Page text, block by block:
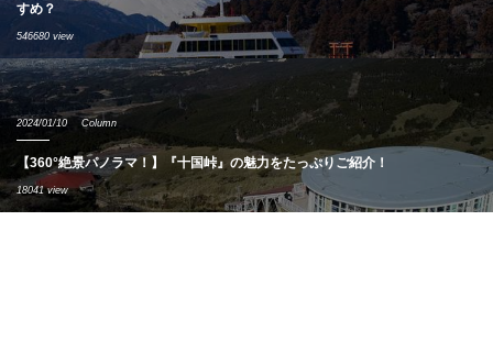
すめ？
546680 view
2024/01/10 Column
【360°絶景パノラマ！】『十国峠』の魅力をたっぷりご紹介！
18041 view